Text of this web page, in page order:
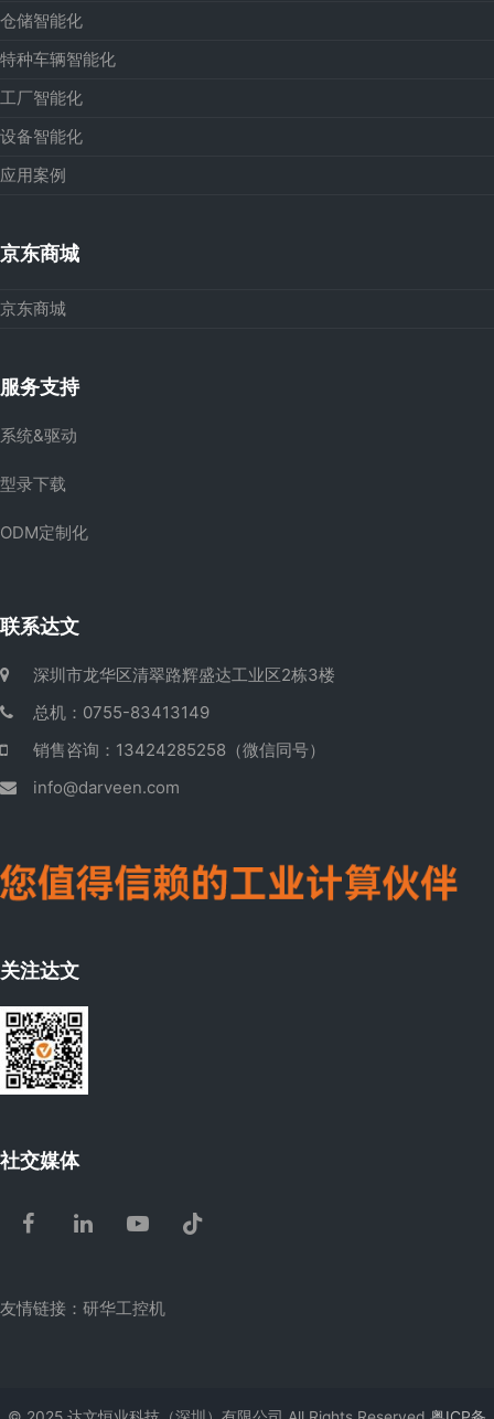
仓储智能化
特种车辆智能化
工厂智能化
设备智能化
应用案例
京东商城
京东商城
服务支持
系统&驱动
型录下载
ODM定制化
联系达文
深圳市龙华区清翠路辉盛达工业区2栋3楼
总机：0755-83413149
销售咨询：13424285258（微信同号）
info@darveen.com
关注达文
社交媒体
Facebook
LinkedInYoutubeTiktok
友情链接： 研华工控机